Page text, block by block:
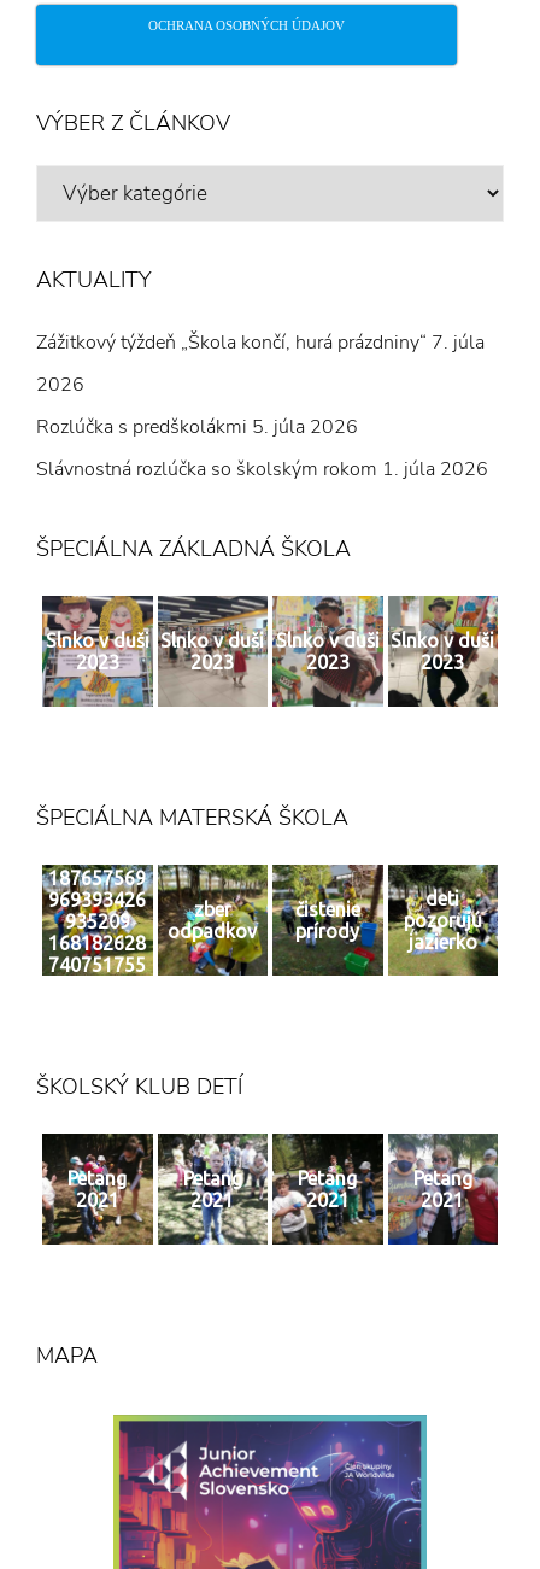
OCHRANA OSOBNÝCH ÚDAJOV
VÝBER Z ČLÁNKOV
VÝBER
AKTUALITY
Zážitkový týždeň „Škola končí, hurá prázdniny“ 7. júla
2026
Rozlúčka s predškolákmi 5. júla 2026
Slávnostná rozlúčka so školským rokom 1. júla 2026
ŠPECIÁLNA ZÁKLADNÁ ŠKOLA
Slnko v duši
2023
Slnko v duši
2023
Slnko v duši
2023
Slnko v duši
2023
ŠPECIÁLNA MATERSKÁ ŠKOLA
187657569
969393426
935209
168182628
740751755
zber
odpadkov
čistenie
prírody
deti
pozorujú
jazierko
ŠKOLSKÝ KLUB DETÍ
Petang
2021
Petang
2021
Petang
2021
Petang
2021
MAPA